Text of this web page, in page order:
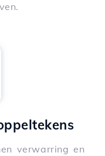
verwarring en